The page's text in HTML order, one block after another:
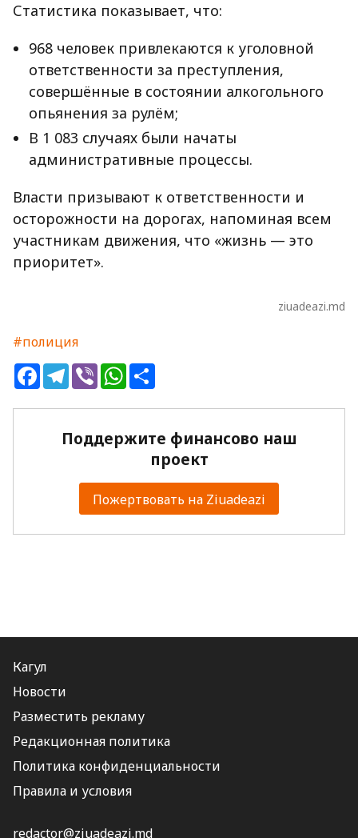
Статистика показывает, что:
968 человек привлекаются к уголовной
ответственности за преступления,
совершённые в состоянии алкогольного
опьянения за рулём;
В 1 083 случаях были начаты
административные процессы.
Власти призывают к ответственности и
осторожности на дорогах, напоминая всем
участникам движения, что «жизнь — это
приоритет».
ziuadeazi.md
#полиция
FacebookTelegram
ViberWhatsApp
Поддержите финансово наш
проект
Пожертвовать на Ziuadeazi
Кагул
Новости
Разместить рекламу
Редакционная политика
Политика конфиденциальности
Правила и условия
redactor@ziuadeazi.md